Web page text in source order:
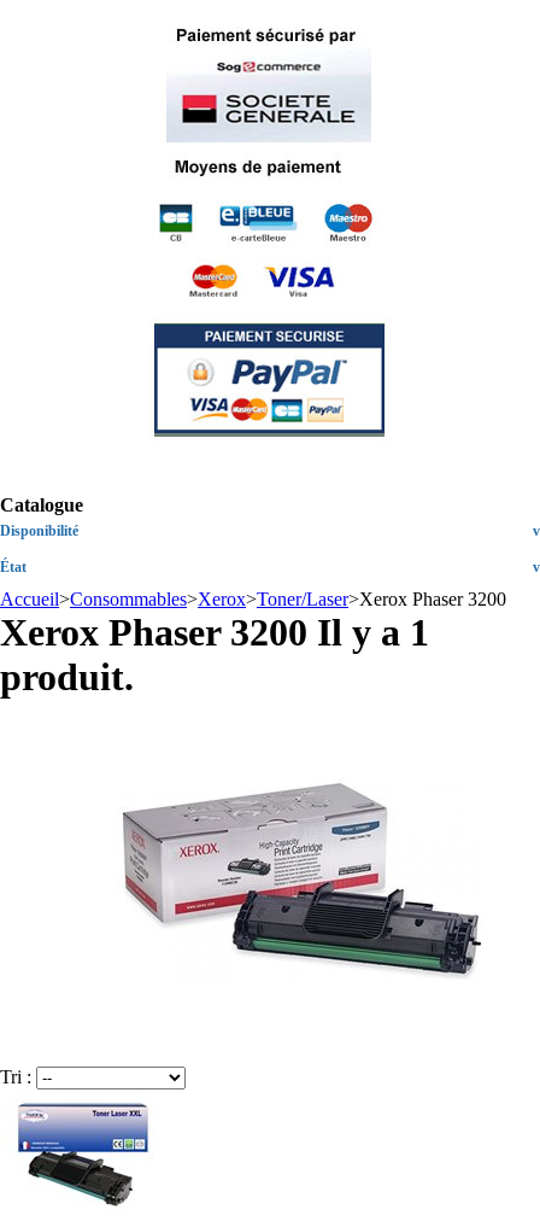
Catalogue
Disponibilité v
État v
Accueil>Consommables>Xerox>Toner/Laser>Xerox Phaser 3200
Xerox Phaser 3200 Il y a 1
produit.
Tri :